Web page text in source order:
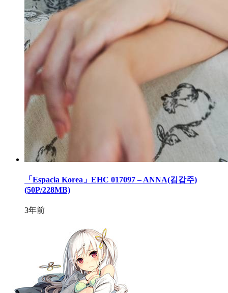
「Espacia Korea」EHC 017097 – ANNA(김갑주)
(50P/228MB)
3年前